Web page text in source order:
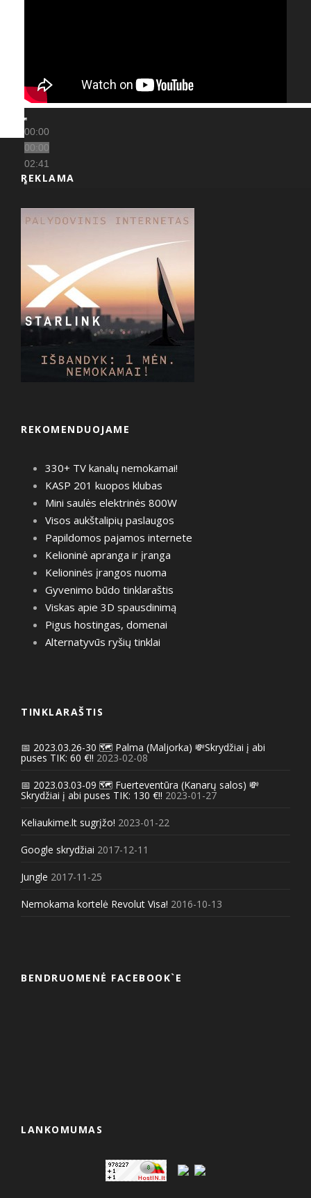
00:00
00:00
02:41
REKLAMA
REKOMENDUOJAME
330+ TV kanalų nemokamai!
KASP 201 kuopos klubas
Mini saulės elektrinės 800W
Visos aukštalipių paslaugos
Papildomos pajamos internete
Kelioninė apranga ir įranga
Kelioninės įrangos nuoma
Gyvenimo būdo tinklaraštis
Viskas apie 3D spausdinimą
Pigus hostingas, domenai
Alternatyvūs ryšių tinklai
TINKLARAŠTIS
📅 2023.03.26-30 🗺️ Palma (Maljorka) 💸Skrydžiai į abi
puses TIK: 60 €!! 2023-02-08
📅 2023.03.03-09 🗺️ Fuerteventūra (Kanarų salos) 💸
Skrydžiai į abi puses TIK: 130 €!! 2023-01-27
Keliaukime.lt sugrįžo! 2023-01-22
Google skrydžiai 2017-12-11
Jungle 2017-11-25
Nemokama kortelė Revolut Visa! 2016-10-13
BENDRUOMENĖ FACEBOOK`E
LANKOMUMAS